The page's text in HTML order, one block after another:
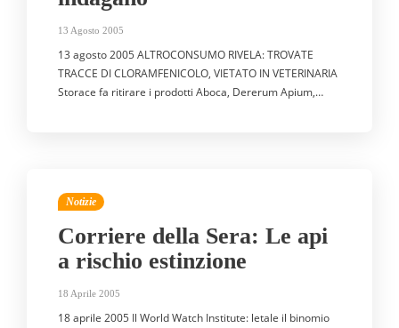
13 Agosto 2005
13 agosto 2005 ALTROCONSUMO RIVELA: TROVATE
TRACCE DI CLORAMFENICOLO, VIETATO IN VETERINARIA
Storace fa ritirare i prodotti Aboca, Dererum Apium,…
Notizie
Corriere della Sera: Le api
a rischio estinzione
18 Aprile 2005
18 aprile 2005 Il World Watch Institute: letale il binomio